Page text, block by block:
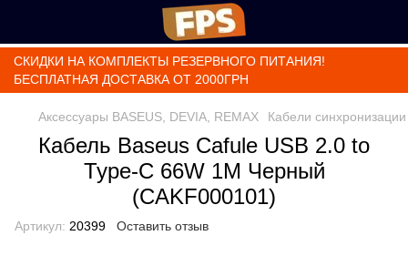
СКИДКИ НА КОМПЛЕКТЫ РЕЗЕРВНОГО ПИТАНИЯ!
БЕСПЛАТНАЯ ДОСТАВКА ОТ 2000ГРН
Аксессуары BASEUS, DEVIA, REMAX Кабели синхронизации
Кабель Baseus Cafule USB 2.0 to
Type-C 66W 1M Черный
(CAKF000101)
Артикул: 20399 Оставить отзыв